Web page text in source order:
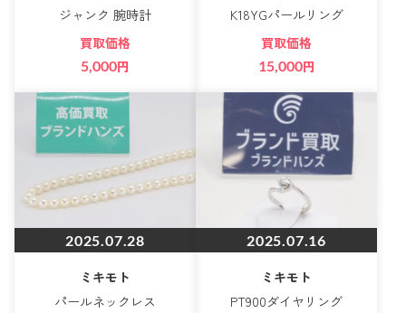
ジャンク 腕時計
買取価格
5,000円
K18YGパールリング
買取価格
15,000円
2025.07.28
ミキモト
パールネックレス
2025.07.16
ミキモト
PT900ダイヤリング